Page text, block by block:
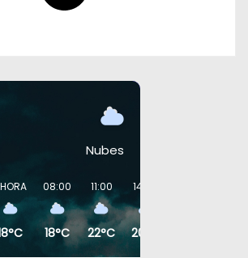
Nubes
08:00
18°C
11:00
22°C
14:00
20°C